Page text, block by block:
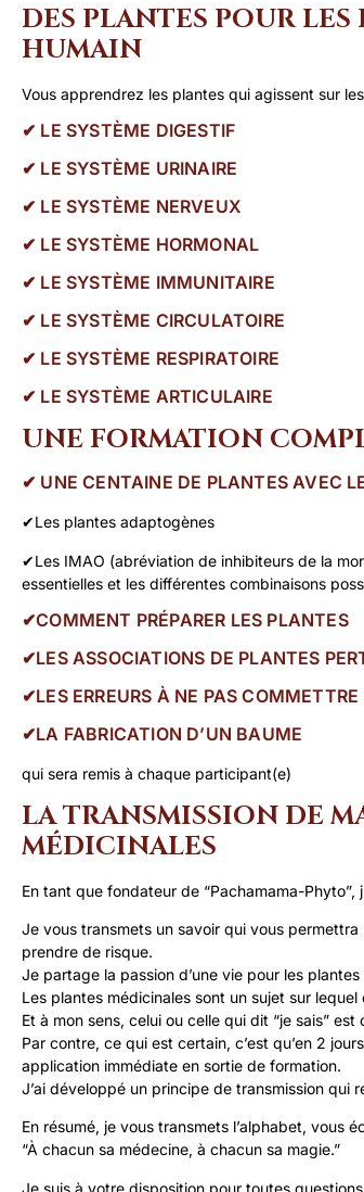
DES PLANTES POUR
HUMAIN
Vous apprendrez les plantes qui agissent sur
✔︎ LE SYSTÈME DIGESTIF
✔︎ LE SYSTÈME URINAIRE
✔︎ LE SYSTÈME NERVEUX
✔︎ LE SYSTÈME HORMONAL
✔︎ LE SYSTÈME IMMUNITAIRE
✔︎ LE SYSTÈME CIRCULATOIRE
✔︎ LE SYSTÈME RESPIRATOIRE
✔︎ LE SYSTÈME ARTICULAIRE
UNE FORMATION
✔︎ UNE CENTAINE DE PLANTES AVEC
✔︎Les plantes adaptogènes
✔︎Les IMAO (abréviation de inhibiteurs de la
essentielles et les différentes combinaisons
✔︎COMMENT PRÉPARER LES PLANTES
✔︎LES ASSOCIATIONS DE PLANTES
✔︎LES ERREURS À NE PAS COMMETTRE
✔︎LA FABRICATION D’UN BAUME
qui sera remis à chaque participant(e)
LA TRANSMISSION DE
MÉDICINALES
En tant que fondateur de “Pachamama-
Je vous transmets un savoir qui vous
prendre de risque.
Je partage la passion d’une vie pour les plantes
Les plantes médicinales sont un sujet sur
Et à mon sens, celui ou celle qui dit “je sais”
Par contre, ce qui est certain, c’est qu’en 2
application immédiate en sortie de formation.
J’ai développé un principe de transmission qui
En résumé, je vous transmets l’alphabet, vous
“À chacun sa médecine, à chacun sa magie.”
Je suis à votre disposition pour toutes